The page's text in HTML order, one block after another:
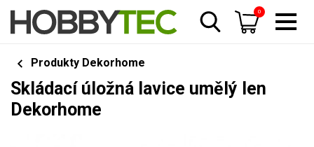
0
Produkty Dekorhome
Skládací úložná lavice umělý len
Dekorhome